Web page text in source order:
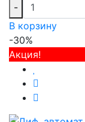
-
В корзину
-30%
Акция!